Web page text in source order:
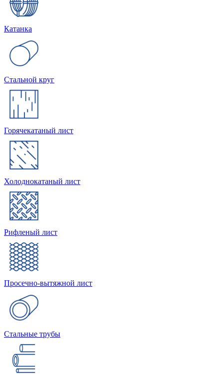
Катанка
Стальной круг
Горячекатаный лист
Холоднокатаный лист
Рифленый лист
Просечно-вытяжной лист
Стальные трубы